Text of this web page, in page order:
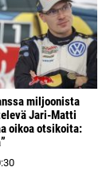
miljoonista
Jari-Matti
oikoa otsikoita: